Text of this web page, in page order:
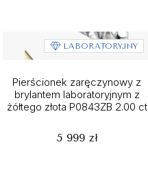
LABORATORYJNY
Pierścionek zaręczynowy z
brylantem laboratoryjnym z
żółtego złota P0843ZB 2.00 ct
5 999 zł